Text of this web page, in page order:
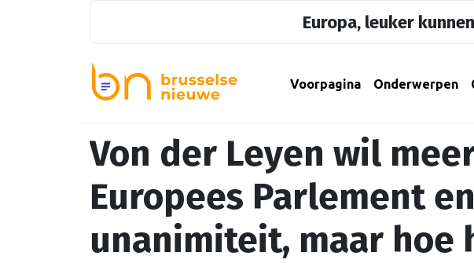
Europa, leuker
Voorpagina Onderwerpen
Von der Leyen wil
Europees Parlement
unanimiteit, maar hoe